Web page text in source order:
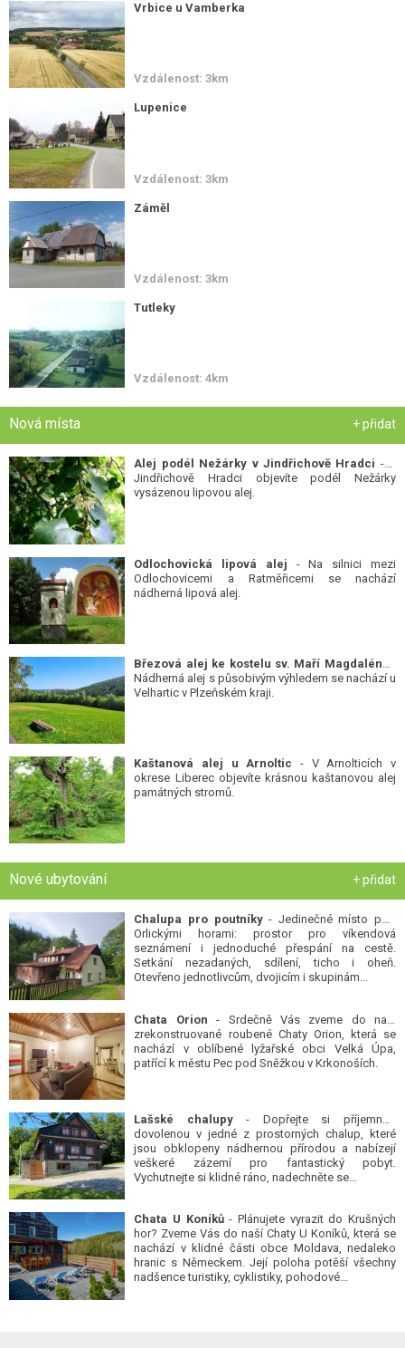
Vrbice u Vamberka
Vzdálenost: 3km
Lupenice
Vzdálenost: 3km
Záměl
Vzdálenost: 3km
Tutleky
Vzdálenost: 4km
Nová místa + přidat
Alej podél Nežárky v Jindřichově Hradci - V
Jindřichově Hradci objevíte podél Nežárky
vysázenou lipovou alej.
Odlochovická lipová alej - Na silnici mezi
Odlochovicemi a Ratměřicemi se nachází
nádherná lipová alej.
Nádherná alej s působivým výhledem se nachází u
Velhartic v Plzeňském kraji.
Kaštanová alej u Arnoltic - V Arnolticích v
okrese Liberec objevíte krásnou kaštanovou alej
památných stromů.
Nové ubytování + přidat
Chalupa pro poutníky- Jedinečné místo pod
Orlickými horami: prostor pro víkendová
seznámení i jednoduché přespání na cestě.
Setkání nezadaných, sdílení, ticho i oheň.
Otevřeno jednotlivcům, dvojicím i skupinám...
Chata Orion - Srdečně Vás zveme do naší
zrekonstruované roubené Chaty Orion, která se
nachází v oblíbené lyžařské obci Velká Úpa,
patřící k městu Pec pod Sněžkou v Krkonoších.
Lašské chalupy- Dopřejte si příjemnou
dovolenou v jedné z prostorných chalup, které
jsou obklopeny nádhernou přírodou a nabízejí
veškeré zázemí pro fantastický pobyt.
Vychutnejte si klidné ráno, nadechněte se...
Chata U Koníků- Plánujete vyrazit do Krušných
hor? Zveme Vás do naší Chaty U Koníků, která se
nachází v klidné části obce Moldava, nedaleko
hranic s Německem. Její poloha potěší všechny
nadšence turistiky, cyklistiky, pohodové...